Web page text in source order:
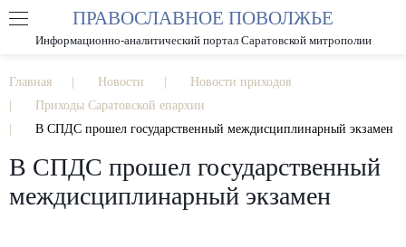
РАЗМЕР ШРИФТА А А
ПРАВОСЛАВНОЕ ПОВОЛЖЬЕ
Информационно-аналитический портал Саратовской митрополии
Главная Новости
Новости приходов
Приходы Саратовской епархии
В СПДС прошел государственный междисциплинарный экзамен
В СПДС прошел государственный
междисциплинарный экзамен